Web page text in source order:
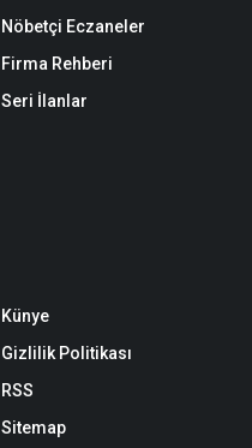
Nöbetçi Eczaneler
Firma Rehberi
Seri İlanlar
Künye
Gizlilik Politikası
RSS
Sitemap